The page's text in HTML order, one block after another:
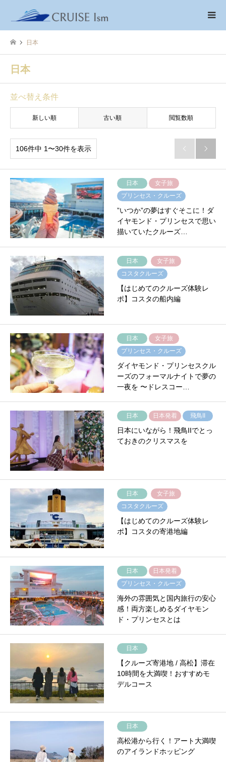
日本
日本
並べ替え条件
新しい順 古い順 閲覧数順
106件中 1〜30件を表示  
日本
女子旅
プリンセス・クルーズ
”いつか”の夢はすぐそこに！ダ
イヤモンド・プリンセスで思い
描いていたクルーズ…
日本
女子旅
コスタクルーズ
【はじめてのクルーズ体験レ
ポ】コスタの船内編
日本
女子旅
プリンセス・クルーズ
ダイヤモンド・プリンセスクル
ーズのフォーマルナイトで夢の
一夜を 〜ドレスコー…
日本 日本発着 飛鳥II
日本にいながら！飛鳥IIでとっ
ておきのクリスマスを
日本
女子旅
コスタクルーズ
【はじめてのクルーズ体験レ
ポ】コスタの寄港地編
日本
日本発着
プリンセス・クルーズ
海外の雰囲気と国内旅行の安心
感！両方楽しめるダイヤモン
ド・プリンセスとは
日本
【クルーズ寄港地 / 高松】滞在
10時間を大満喫！おすすめモ
デルコース
日本
高松港から行く！アート大満喫
のアイランドホッピング